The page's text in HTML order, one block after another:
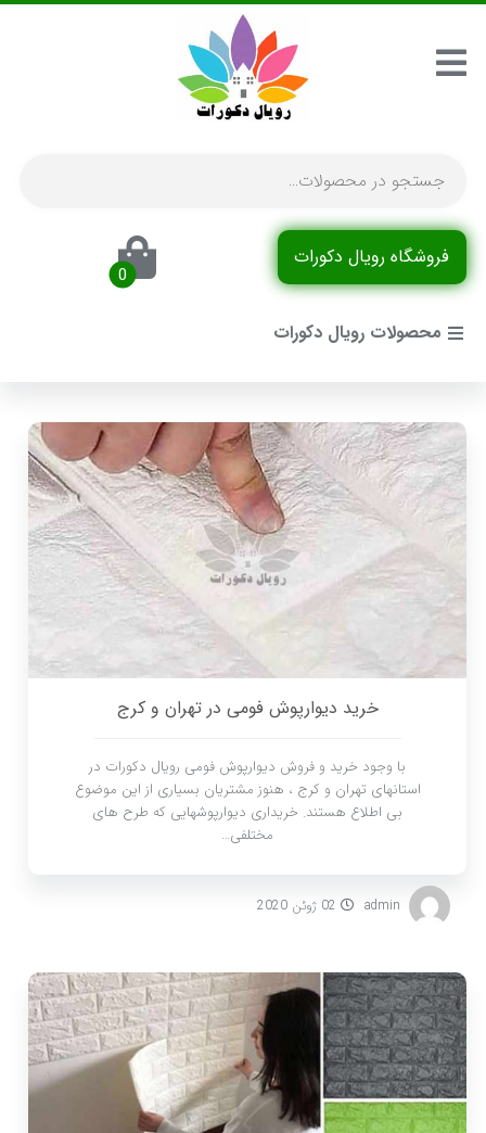
فروشگاه رویال دکورات
محصولات رویال دکورات
خرید دیوارپوش فومی در تهران و کرج
با وجود خرید و فروش دیوارپوش فومی رویال دکورات در
استانهای تهران و کرج ، هنوز مشتریان بسیاری از این موضوع
بی اطلاع هستند. خریداری دیوارپوشهایی که طرح های
مختلفی…
admin 02 ژوئن 2020